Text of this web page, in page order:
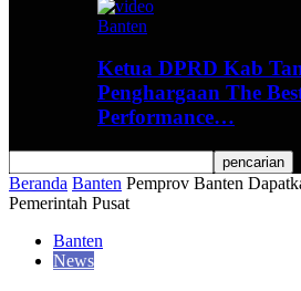
Banten
Ketua DPRD Kab
Penghargaan The
Performance…
Beranda Banten Pemprov Banten
Pemerintah Pusat
Banten
News